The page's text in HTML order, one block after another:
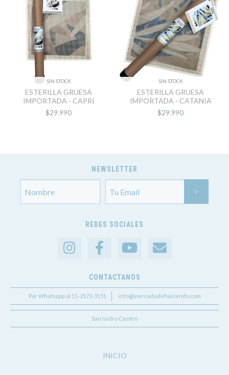
SIN STOCK
ESTERILLA GRUESA
IMPORTADA - CAPRI
$29.990
SIN STOCK
ESTERILLA GRUESA
IMPORTADA - CATANIA
$29.990
NEWSLETTER
REDES SOCIALES
CONTACTANOS
Por Whatsapp al 11-2173-3151 info@mercadodehaciendo.com
San Isidro Centro
INICIO